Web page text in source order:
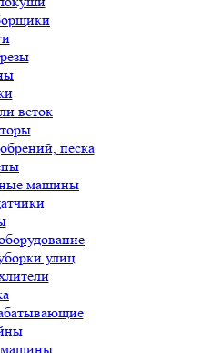
веток
песка
машины
улиц
машины